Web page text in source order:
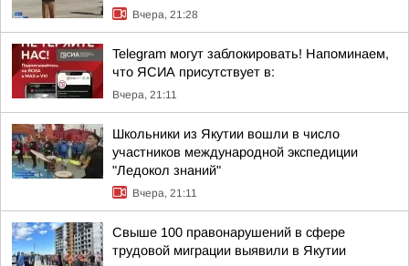
Вчера, 21:28
Telegram могут заблокировать! Напоминаем,
что ЯСИА присутствует в:
Вчера, 21:11
Школьники из Якутии вошли в число
участников международной экспедиции
"Ледокол знаний"
Вчера, 21:11
Свыше 100 правонарушений в сфере
трудовой миграции выявили в Якутии